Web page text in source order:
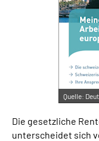
Language
Inhalte in
Leichte Sprache
Quelle:
Die gesetzliche
unterscheidet sich